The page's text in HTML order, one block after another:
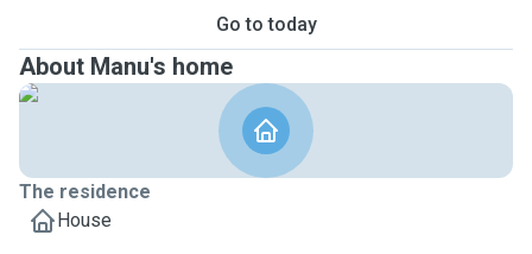
Go to today
About Manu's home
The residence
House